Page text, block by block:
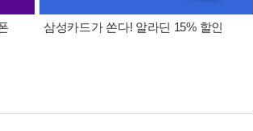
삼성카드가 쏜다! 알라딘 15% 할인